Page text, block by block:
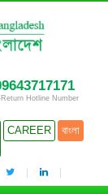
Return Hotline Number
CAREER বাংলা